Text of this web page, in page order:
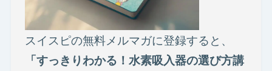
スイスピの無料メルマガに登録すると、
「すっきりわかる！水素吸入器の選び方講